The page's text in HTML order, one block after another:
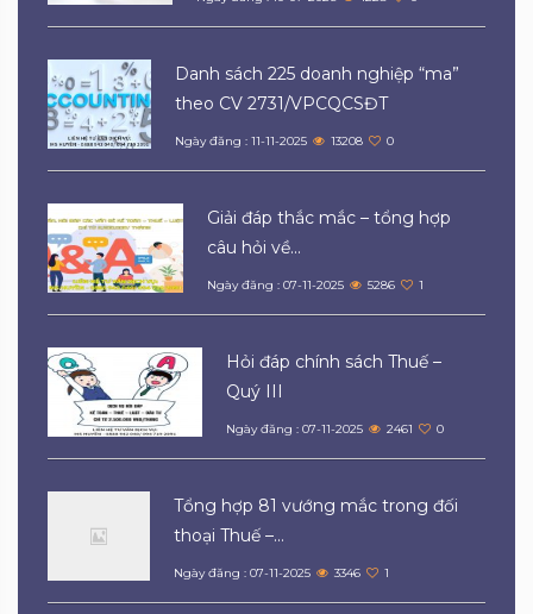
Danh sách 225 doanh nghiệp “ma”
theo CV 2731/VPCQCSĐT
Ngày đăng : 11-11-2025 13208 0
Giải đáp thắc mắc – tổng hợp
câu hỏi về...
Ngày đăng : 07-11-2025 5286 1
Hỏi đáp chính sách Thuế –
Quý III
Ngày đăng : 07-11-2025 2461 0
Tổng hợp 81 vướng mắc trong đối
thoại Thuế –...
Ngày đăng : 07-11-2025 3346 1